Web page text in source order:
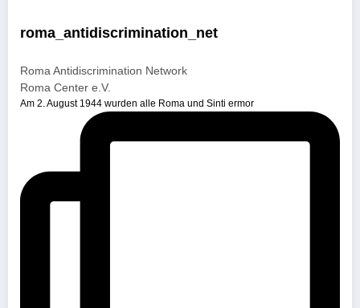
roma_antidiscrimination_net
Roma Antidiscrimination Network
Roma Center e.V.
Am 2. August 1944 wurden alle Roma und Sinti ermor